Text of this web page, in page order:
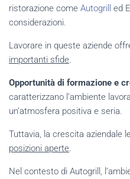
ristorazione come Autogrill ed
considerazioni.
Lavorare in queste aziende
importanti sfide.
Opportunità di formazione e
caratterizzano l’ambiente
un’atmosfera positiva e seria.
Tuttavia, la crescita aziendale
posizioni aperte.
Nel contesto di Autogrill,